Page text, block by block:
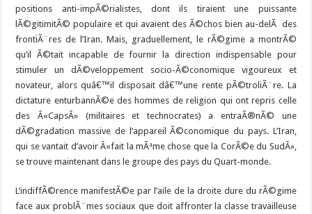
positions anti-impÃ©rialistes, dont ils tiraient une puissante
lÃ©gitimitÃ© populaire et qui avaient des Ã©chos bien au-delÃ des
frontiÃ¨res de l’Iran. Mais, graduellement, le rÃ©gime a montrÃ©
qu’il Ã©tait incapable de fournir la direction indispensable pour
stimuler un dÃ©veloppement socio-Ã©conomique vigoureux et
novateur, alors quâ€™il disposait dâ€™une rente pÃ©troliÃ¨re. La
dictature enturbannÃ©e des hommes de religion qui ont repris celle
des Â«CapsÂ» (militaires et technocrates) a entraÃ®nÃ© une
dÃ©gradation massive de l’appareil Ã©conomique du pays. L’Iran,
qui se vantait d’avoir Â«fait la mÃªme chose que la CorÃ©e du SudÂ»,
se trouve maintenant dans le groupe des pays du Quart-monde.
L’indiffÃ©rence manifestÃ©e par l’aile de la droite dure du rÃ©gime
face aux problÃ¨mes sociaux que doit affronter la classe travailleuse